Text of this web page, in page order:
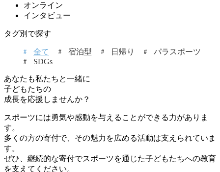
オンライン
インタビュー
タグ別で探す
全て 宿泊型 日帰り
パラスポーツ
SDGs
あなたも私たちと一緒に
子どもたちの
成長を応援しませんか？
スポーツには勇気や感動を与えることができる力がありま
す。
多くの方の寄付で、その魅力を広める活動は支えられていま
す。
ぜひ、継続的な寄付でスポーツを通じた子どもたちへの教育
を支えてください。